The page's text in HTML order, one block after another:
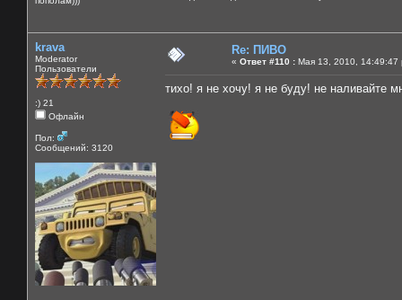
krava
Moderator
Пользователи
:) 21
Офлайн
Пол:
Сообщений: 3120
Re: ПИВО
« Ответ #110 : Мая 13, 2010, 14:49:47
тихо! я не хочу! я не буду! не наливайте